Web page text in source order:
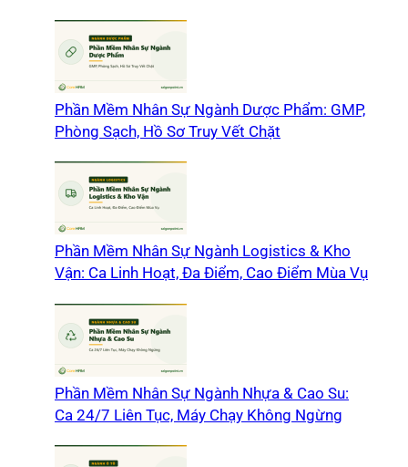
Phần Mềm Nhân Sự Ngành Dược Phẩm: GMP,
Phòng Sạch, Hồ Sơ Truy Vết Chặt
Phần Mềm Nhân Sự Ngành Logistics & Kho
Vận: Ca Linh Hoạt, Đa Điểm, Cao Điểm Mùa Vụ
Phần Mềm Nhân Sự Ngành Nhựa & Cao Su:
Ca 24/7 Liên Tục, Máy Chạy Không Ngừng